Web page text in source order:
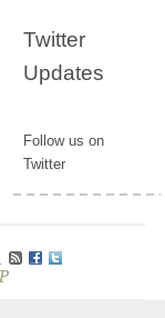
Twitter
Updates
Follow us on
Twitter